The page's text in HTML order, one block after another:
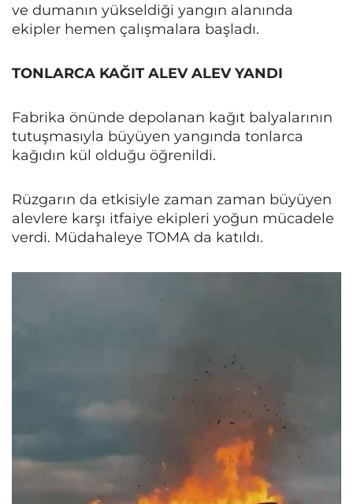
ve dumanın yükseldiği yangın alanında
ekipler hemen çalışmalara başladı.
TONLARCA KAĞIT ALEV ALEV YANDI
Fabrika önünde depolanan kağıt balyalarının
tutuşmasıyla büyüyen yangında tonlarca
kağıdın kül olduğu öğrenildi.
Rüzgarın da etkisiyle zaman zaman büyüyen
alevlere karşı itfaiye ekipleri yoğun mücadele
verdi. Müdahaleye TOMA da katıldı.